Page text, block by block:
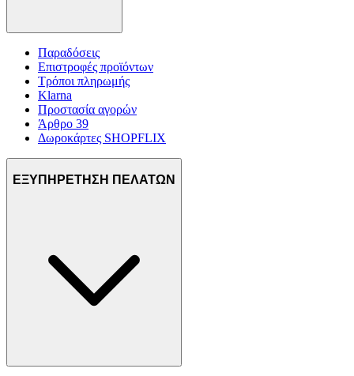
Παραδόσεις
Επιστροφές προϊόντων
Τρόποι πληρωμής
Klarna
Προστασία αγορών
Άρθρο 39
Δωροκάρτες SHOPFLIX
ΕΞΥΠΗΡΕΤΗΣΗ ΠΕΛΑΤΩΝ